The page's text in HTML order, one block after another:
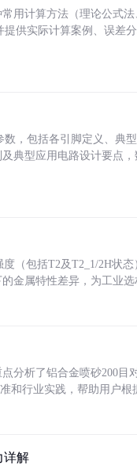
用计算方法（理论公式
提供实际计算案例、误差
数，包括各引脚定义、典
典型应用电路设计要点
（包括T2及T2_1/2H状
金属特性差异，为工业选
分析了铝合金喷砂200目
和行业实践，帮助用户根
详解